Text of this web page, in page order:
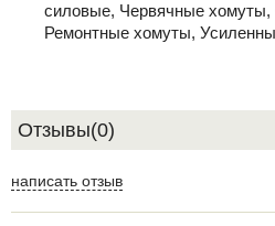
силовые, Червячные хомуты,
Ремонтные хомуты,
Отзывы(0)
написать отзыв